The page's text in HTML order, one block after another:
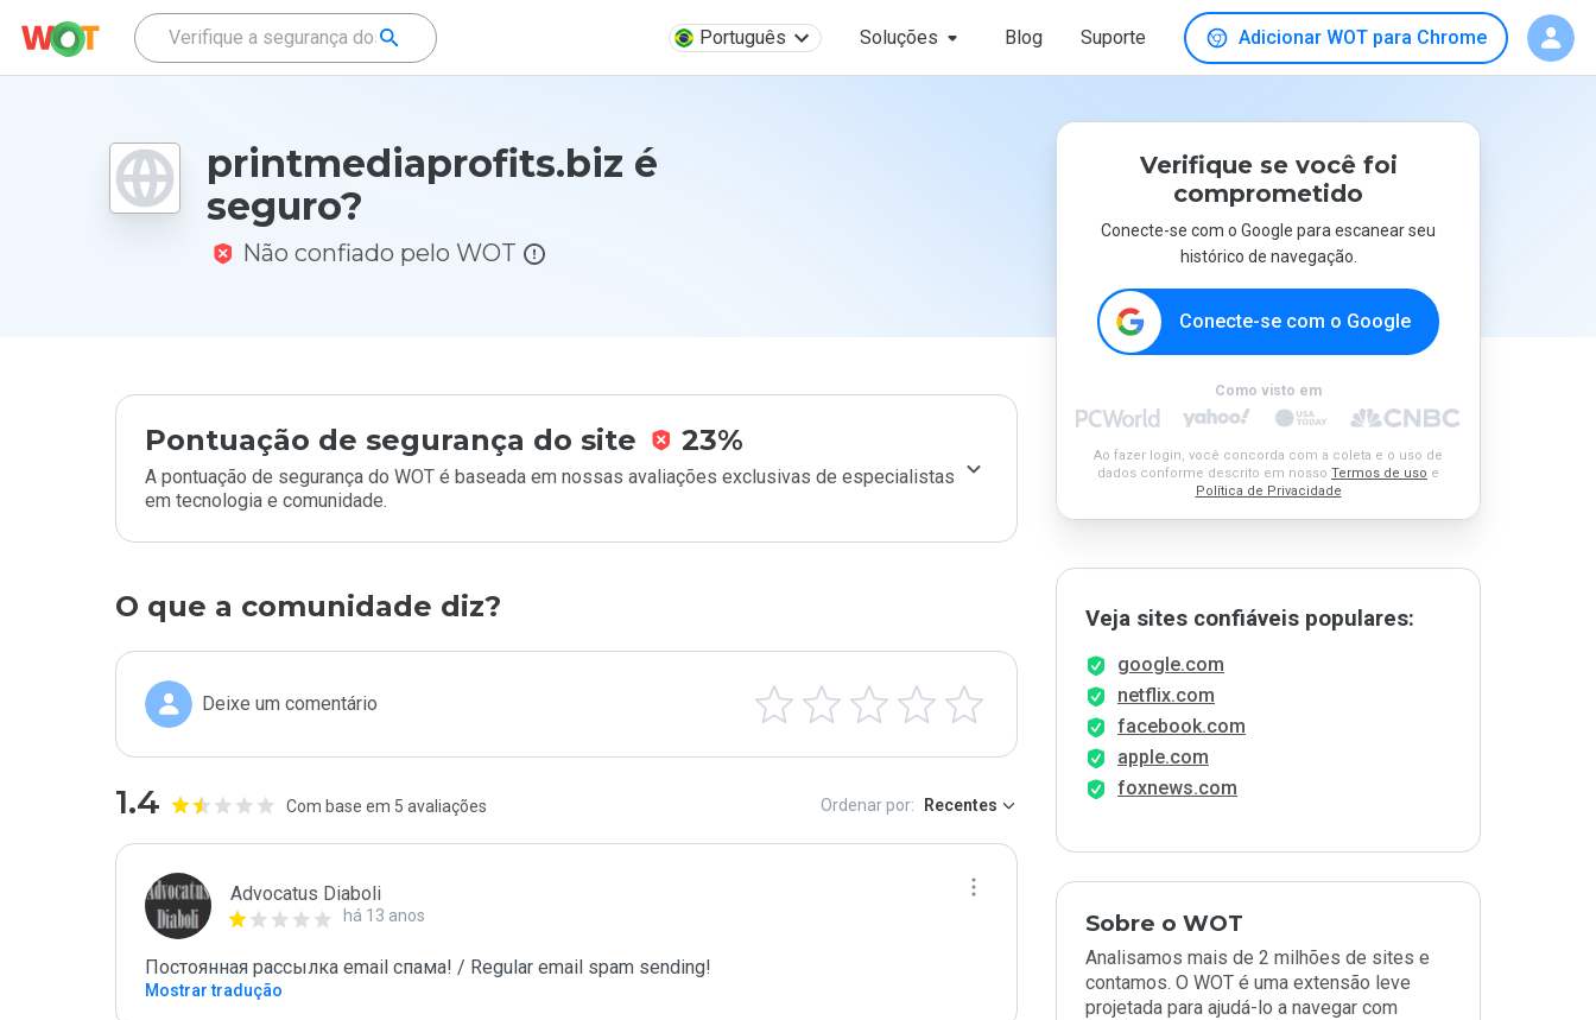
Português Soluções Blog Suporte Adicionar WOT para Chrome
printmediaprofits.biz é
seguro?
Não confiado pelo WOT
Pontuação de segurança do site 23%
A pontuação de segurança do WOT é baseada em nossas avaliações exclusivas de especialistas
em tecnologia e comunidade.
O que a comunidade diz?
Deixe um comentário
1.4 Com base em 5 avaliações Ordenar por: Recentes
Advocatus Diaboli
há 13 anos
Постоянная рассылка email спама! / Regular email spam sending!
Mostrar tradução
Verifique se você foi
comprometido
Conecte-se com o Google para escanear seu
histórico de navegação.
Conecte-se com o Google
Como visto em
Ao fazer login, você concorda com a coleta e o uso de
dados conforme descrito em nosso Termos de uso e
Política de Privacidade
Veja sites confiáveis populares:
google.com
netflix.com
facebook.com
apple.com
foxnews.com
Sobre o WOT
Analisamos mais de 2 milhões de sites e
contamos. O WOT é uma extensão leve
projetada para ajudá-lo a navegar com